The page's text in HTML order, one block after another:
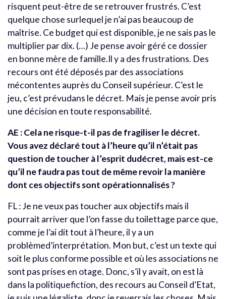
risquent peut-être de se retrouver frustrés. C’est
quelque chose surlequel je n’ai pas beaucoup de
maîtrise. Ce budget qui est disponible, je ne sais pas le
multiplier par dix. (…) Je pense avoir géré ce dossier
en bonne mère de famille.Il y a des frustrations. Des
recours ont été déposés par des associations
mécontentes auprès du Conseil supérieur. C’est le
jeu, c’est prévudans le décret. Mais je pense avoir pris
une décision en toute responsabilité.
AE : Cela ne risque-t-il pas de fragiliser le décret.
Vous avez déclaré tout à l’heure qu’il n’était pas
question de toucher à l’esprit dudécret, mais est-ce
qu’il ne faudra pas tout de même revoir la manière
dont ces objectifs sont opérationnalisés ?
FL : Je ne veux pas toucher aux objectifs mais il
pourrait arriver que l’on fasse du toilettage parce que,
comme je l’ai dit tout à l’heure, il y a un
problèmed’interprétation. Mon but, c’est un texte qui
soit le plus conforme possible et où les associations ne
sont pas prises en otage. Donc, s’il y avait, on est là
dans la politiquefiction, des recours au Conseil d’Etat,